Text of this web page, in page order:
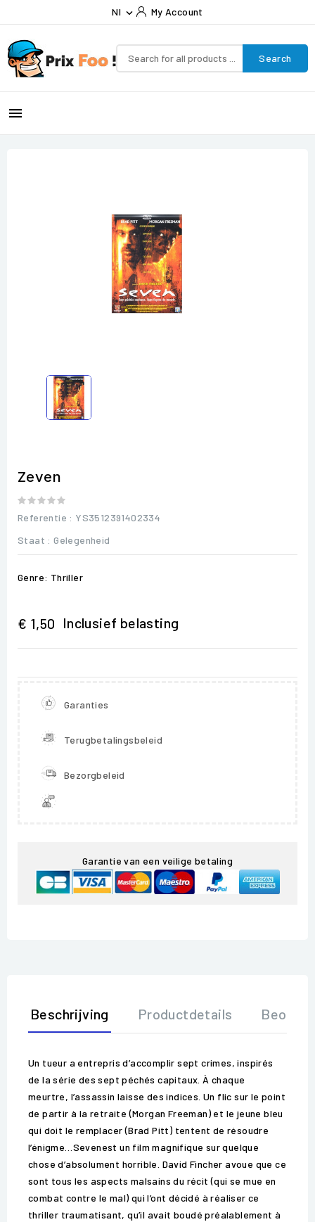
Nl  My Account
Search

Zeven
Referentie : YS3512391402334
Staat : Gelegenheid
Genre: Thriller
€ 1,50 Inclusief belasting
Garanties
Terugbetalingsbeleid
Bezorgbeleid
Garantie van een veilige betaling
Beschrijving Productdetails
Un tueur a entrepris d’accomplir sept crimes, inspirés
de la série des sept péchés capitaux. À chaque
meurtre, l’assassin laisse des indices. Un flic sur le point
de partir à la retraite (Morgan Freeman) et le jeune bleu
qui doit le remplacer (Brad Pitt) tentent de résoudre
l’énigme…Sevenest un film magnifique sur quelque
chose d’absolument horrible. David Fincher avoue que ce
sont tous les aspects malsains du récit (qui se mue en
combat contre le mal) qui l’ont décidé à réaliser ce
thriller traumatisant, qu’il avait boudé préalablement à